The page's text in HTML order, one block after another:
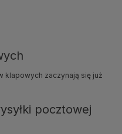
klapowych zaczynają się już
pocztowej